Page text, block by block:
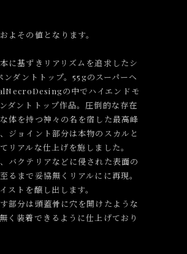
よその値となります。
に基ずきリアリズムを追求したシ
ンダントトップ。55gのスーパーヘ
の中でハイエンドモ
ダントトップ作品。圧倒的な存在
体を持つ神々の名を宿した最高峰
ジョイント部分は本物のスカルと
リアルな仕上げを施しました。
バクテリアなどに侵された表面の
るまで妥協無くリアルにに再現。
ストを醸し出します。
部分は頭蓋骨に穴を開けたような
く装着できるように仕上げており